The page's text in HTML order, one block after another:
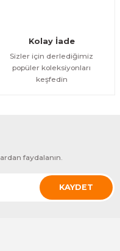
Kolay İade
Sizler için derlediğimiz
popüler koleksiyonları
keşfedin
faydalanın.
KAYDET